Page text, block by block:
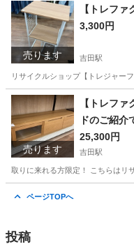
大阪 東大阪市
売ります
【トレフ
3,300円
吉田駅
リサイクルショップ【トレジャ
大阪 東大阪市
売ります
【トレフ
ドのご紹介
25,300円
吉田駅
取りに来れる方限定！ こちらはリ
ページTOPへ
投稿